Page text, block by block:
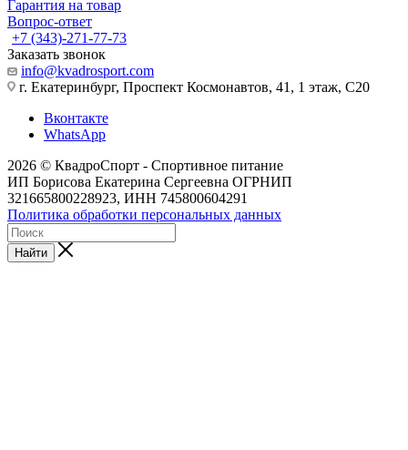
Гарантия на товар
Вопрос-ответ
+7 (343)-271-77-73
Заказать звонок
info@kvadrosport.com
г. Екатеринбург, Проспект Космонавтов, 41, 1 этаж, С20
Вконтакте
WhatsApp
2026 © КвадроСпорт - Спортивное питание
ИП Борисова Екатерина Сергеевна ОГРНИП
321665800228923, ИНН 745800604291
Политика обработки персональных данных
Найти